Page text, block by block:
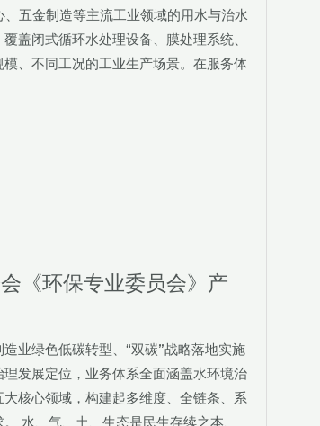
五金制造等主流工业领域的用水与治水
盖闭式循环水处理设备、膜处理系统、
、不同工况的工业生产场景。在服务体
《环保专业委员会》产
业绿色低碳转型、“双碳”战略落地实施
发展定位，业务体系全面涵盖水环境治
核心领域，构建起多维度、全链条、系
水、气、土、生态是民生存续之本、